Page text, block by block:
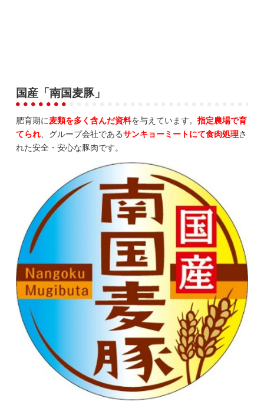
国産「南国麦豚」
肥育期に麦類を多く含んだ資料を与えています。 指定農場で育
てられ、グループ会社であるサンキョーミートにて食肉処理さ
れた安全・安心な豚肉です。